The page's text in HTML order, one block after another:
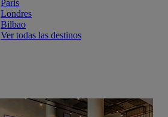
Paris
Londres
Bilbao
Ver todas las destinos